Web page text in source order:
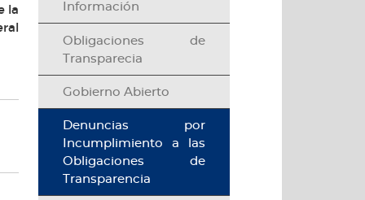
la
documento
Información
Obligaciones de
Transparecia
Gobierno Abierto
Denuncias por
Incumplimiento a las
Obligaciones de
Transparencia